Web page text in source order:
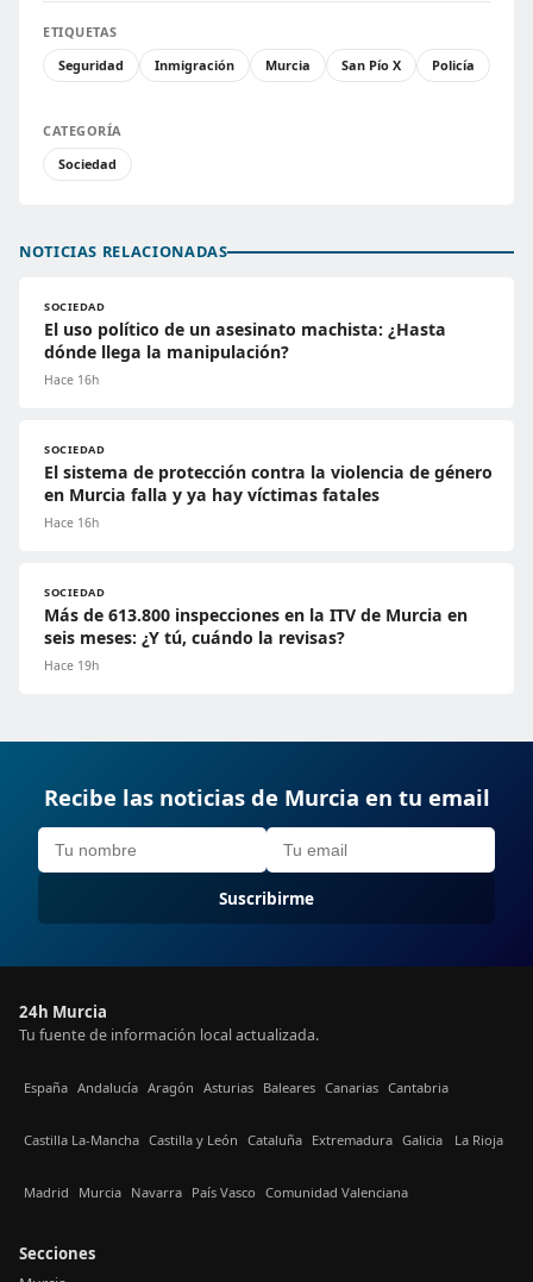
ETIQUETAS
Seguridad
Inmigración Murcia San Pío X Policía
CATEGORÍA
Sociedad
NOTICIAS RELACIONADAS
SOCIEDAD
El uso político de un asesinato machista: ¿Hasta
dónde llega la manipulación?
Hace 16h
SOCIEDAD
El sistema de protección contra la violencia de género
en Murcia falla y ya hay víctimas fatales
Hace 16h
SOCIEDAD
Más de 613.800 inspecciones en la ITV de Murcia en
seis meses: ¿Y tú, cuándo la revisas?
Hace 19h
Recibe las noticias de Murcia en tu email
Suscribirme
24h Murcia
Tu fuente de información local actualizada.
España Andalucía Aragón Asturias Baleares Canarias Cantabria
Castilla La-Mancha Castilla y León Cataluña Extremadura Galicia La Rioja
Madrid Murcia Navarra País Vasco Comunidad Valenciana
Secciones